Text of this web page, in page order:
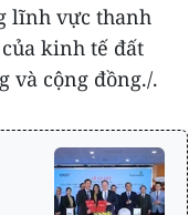
lĩnh vực thanh
kinh tế đất
và cộng đồng./.